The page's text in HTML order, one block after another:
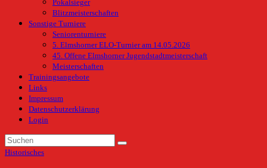
Pokalsieger
Blitzmeisterschaften
Sonstige Turniere
Seniorenturniere
5. Elmshorner ELO-Turnier am 14.05.2026
45. Offene Elmshorner Jugendstadtmeisterschaft
Meisterschaften
Trainingsangebote
Links
Impressum
Datenschutzerklärung
Login
Historisches